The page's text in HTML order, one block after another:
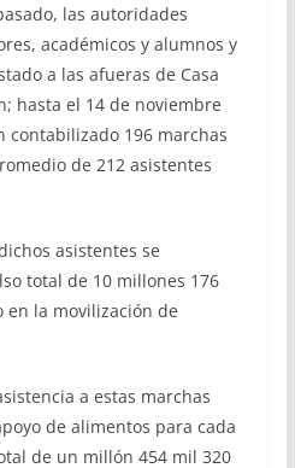
las autoridades
académicos y alumnos y
a las afueras de Casa
hasta el 14 de noviembre
contabilizado 196 marchas
de 212 asistentes
asistentes se
total de 10 millones 176
en la movilización de
a estas marchas
de alimentos para cada
de un millón 454 mil 320